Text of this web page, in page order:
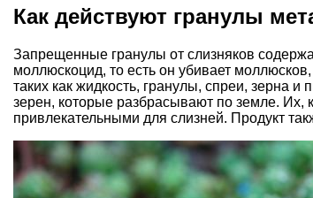
Как действуют гранулы
Запрещенные гранулы от слизняков
моллюскоцид, то есть он убивает
таких как жидкость, гранулы, спреи, зерна
зерен, которые разбрасывают по земле. Их,
привлекательными для слизней. Продукт